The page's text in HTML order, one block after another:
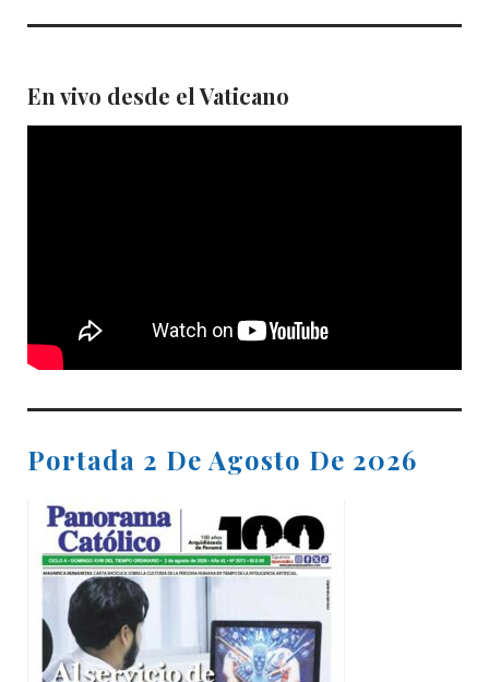
En vivo desde el Vaticano
Portada 2 De Agosto De 2026